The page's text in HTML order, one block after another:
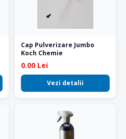
Cap Pulverizare Jumbo
Koch Chemie
0.00 Lei
Vezi detalii